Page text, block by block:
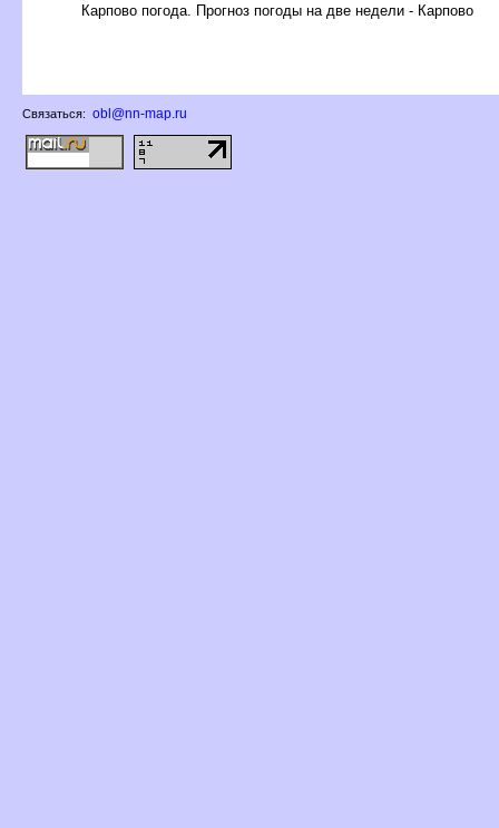
Карпово погода. Прогноз погоды на две недели - Карпово
Связаться: obl@nn-map.ru